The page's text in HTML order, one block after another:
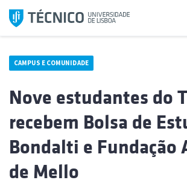
Saltar
para
CAMPUS E COMUNIDADE
Nove estudantes do
recebem Bolsa de
Bondalti e Fundação
de Mello